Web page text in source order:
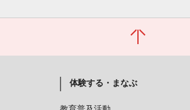
体験する・まなぶ